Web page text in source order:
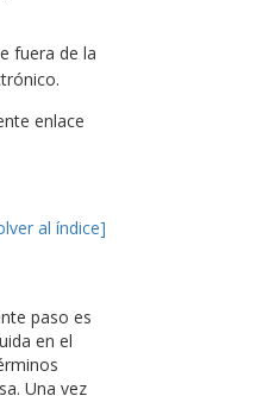
fuera de la
enlace
al índice]
paso es
en el
Una vez